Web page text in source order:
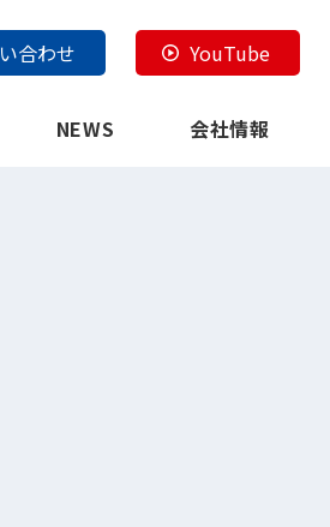
合わせ YouTube
NEWS 会社情報